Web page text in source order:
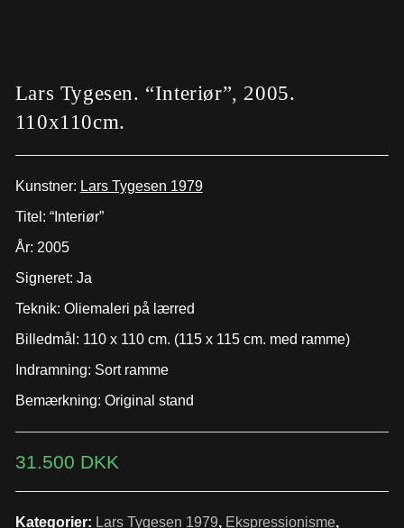
Lars Tygesen. “Interiør”, 2005.
110x110cm.
Kunstner: Lars Tygesen 1979
Titel: “Interiør”
År: 2005
Signeret: Ja
Teknik: Oliemaleri på lærred
Billedmål: 110 x 110 cm. (115 x 115 cm. med ramme)
Indramning: Sort ramme
Bemærkning: Original stand
31.500 DKK
Kategorier: Lars Tygesen 1979, Ekspressionisme,